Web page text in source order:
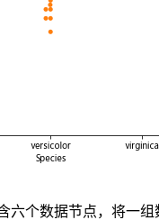
六个数据节点，将一